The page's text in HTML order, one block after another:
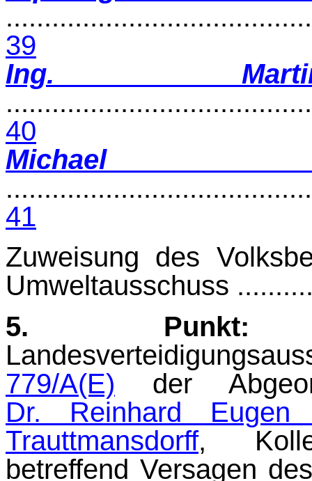
39
Ing.
40
Michael
41
Zuweisung des
Umweltausschuss
5. Punkt:
779/A(E) der
Dr. Reinhard Eugen
Trauttmansdorff,
betreffend Versagen